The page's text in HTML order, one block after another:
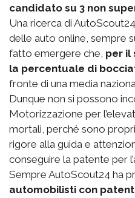
candidato su 3 non
Una ricerca di
delle auto online, sempre
fatto emergere che, per il
la percentuale di
fronte di una media
Dunque non si possono
Motorizzazione per
mortali, perché sono
rigore alla guida e
conseguire la patente per
Sempre AutoScout24 ha
automobilisti con